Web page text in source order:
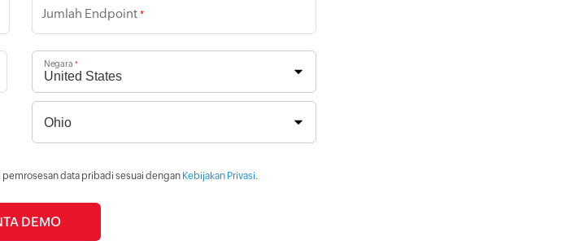
Jumlah Endpoint *
Negara *
data pribadi sesuai dengan Kebijakan Privasi.